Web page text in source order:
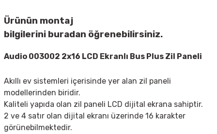
Ürünün montaj
bilgilerini buradan öğrenebilirsiniz.
Audio 003002 2x16 LCD Ekranlı Bus Plus Zil Paneli
Akıllı ev sistemleri içerisinde yer alan zil paneli
modellerinden biridir.
Kaliteli yapıda olan zil paneli LCD dijital ekrana sahiptir.
2 ve 4 satır olan dijital ekranı üzerinde 16 karakter
görünebilmektedir.